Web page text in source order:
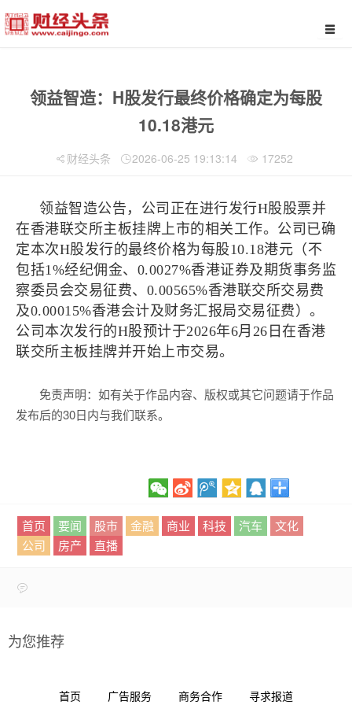
领益智造：H股发行最终价格确定为每股
10.18港元
财经头条 2026-06-25 19:13:14 17252
领益智造公告，公司正在进行发行H股股票并
在香港联交所主板挂牌上市的相关工作。公司已确
定本次H股发行的最终价格为每股10.18港元（不
包括1%经纪佣金、0.0027%香港证券及期货事务监
察委员会交易征费、0.00565%香港联交所交易费
及0.00015%香港会计及财务汇报局交易征费）。
公司本次发行的H股预计于2026年6月26日在香港
联交所主板挂牌并开始上市交易。
免责声明：如有关于作品内容、版权或其它问题请于作品
发布后的30日内与我们联系。
首页 要闻 股市 金融 商业 科技 汽车
文化
公司
房产 直播
为您推荐
首页 广告服务 商务合作 寻求报道